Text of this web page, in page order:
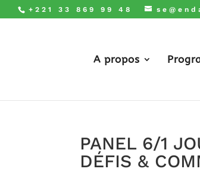
+221 33 869 99 48
A propos
PANEL 6/1
DÉFIS &